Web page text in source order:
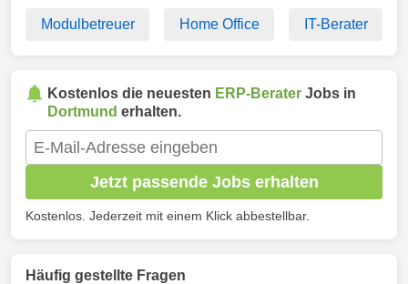
Modulbetreuer Home Office IT-Berater
Kostenlos die neuesten ERP-Berater Jobs in
Dortmund erhalten.
Jetzt passende Jobs erhalten
Kostenlos. Jederzeit mit einem Klick abbestellbar.
Häufig gestellte Fragen